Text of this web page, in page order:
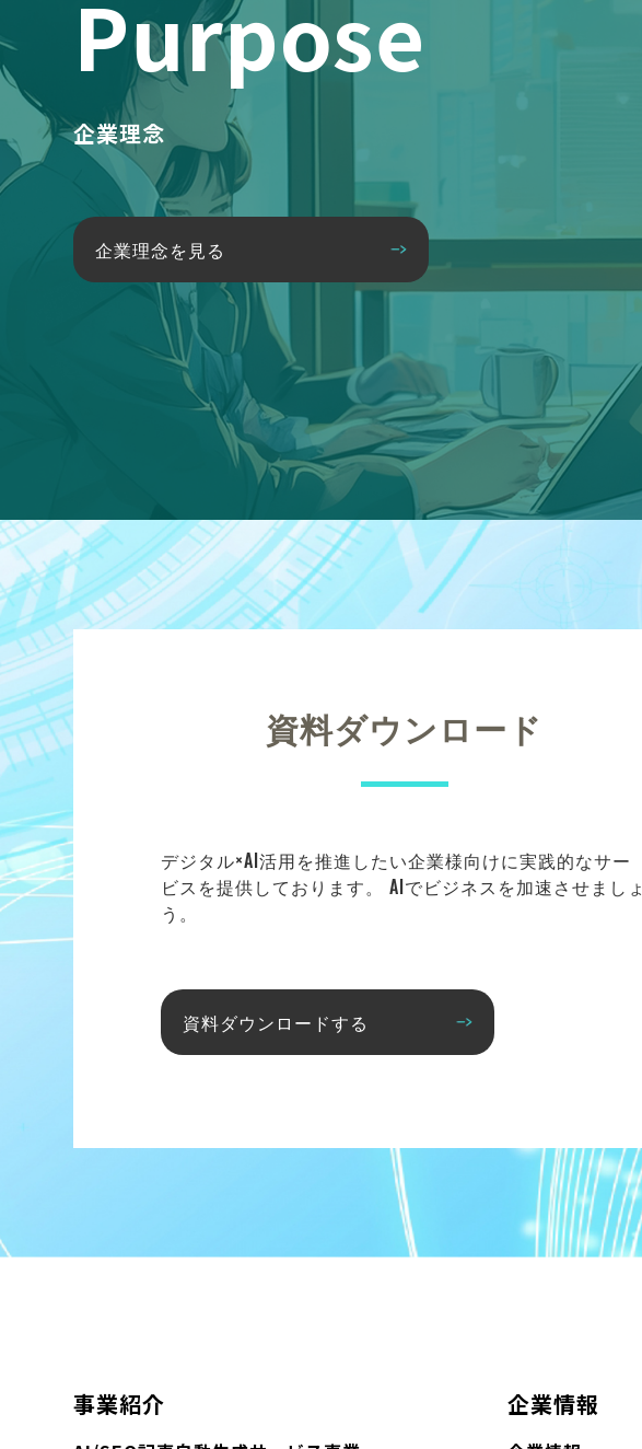
Purpose
企業理念
企業理念を見る
資料ダウンロード
デジタル×AI活用を推進したい企業様向けに実践的なサー
ビスを提供しております。 AIでビジネスを加速させましょ
う。
資料ダウンロードする
事業紹介 企業情報